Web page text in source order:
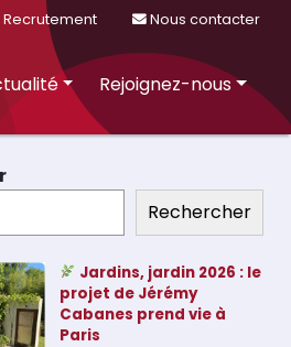
Recrutement Nous contacter
Rejoignez-nous
Rechercher
Jardins, jardin 2026 : le
projet de Jérémy
Cabanes prend vie à
Paris